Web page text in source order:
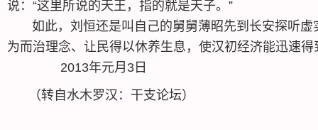
说：“这里所说的天王，指的就是天子。”
如此，刘恒还是叫自己的舅舅薄昭先到长安探听虚
为而治理念、让民得以休养生息，使汉初经济能迅速
2013年元月3日
（转自水木罗汉：干支论坛）